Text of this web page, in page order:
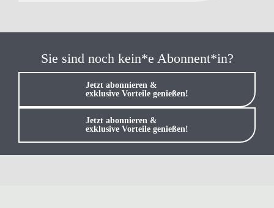
Sie sind noch kein*e Abonnent*in?
Jetzt abonnieren &
exklusive Vorteile genießen!
Jetzt abonnieren &
exklusive Vorteile genießen!